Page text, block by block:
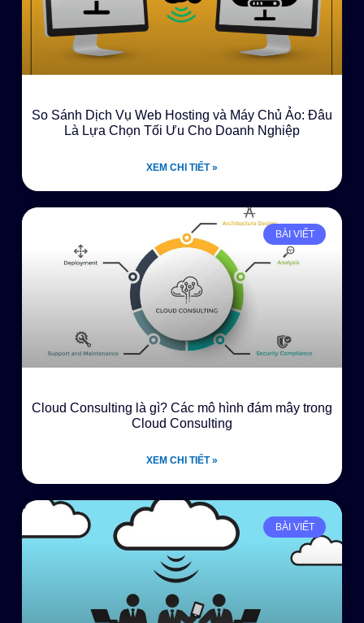
So Sánh Dịch Vụ Web Hosting và Máy Chủ Ảo: Đâu
Là Lựa Chọn Tối Ưu Cho Doanh Nghiệp
XEM CHI TIẾT »
BÀI VIẾT
Cloud Consulting là gì? Các mô hình đám mây trong
Cloud Consulting
XEM CHI TIẾT »
BÀI VIẾT